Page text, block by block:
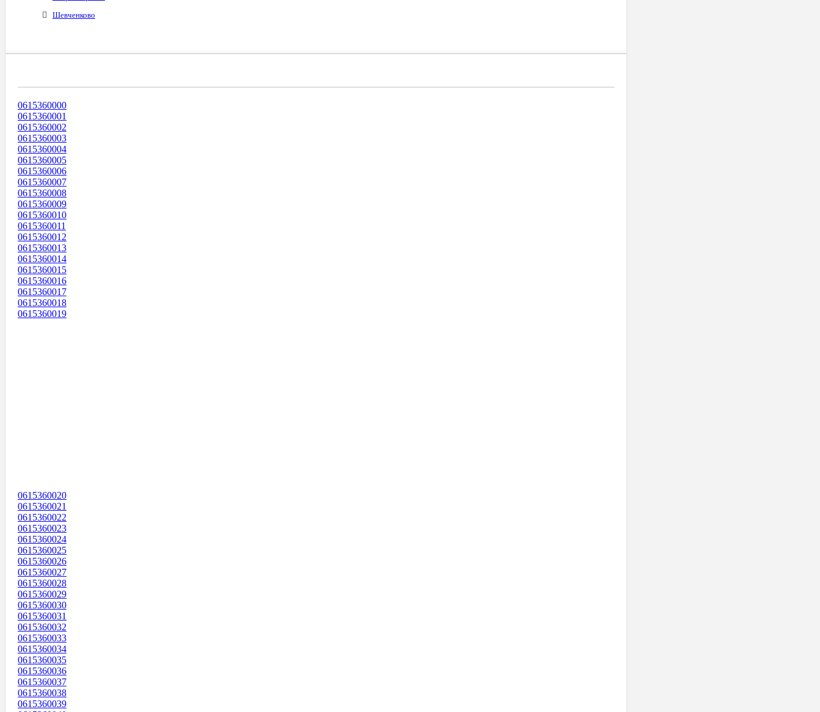
Шевченково
0615360000
0615360001
0615360002
0615360003
0615360004
0615360005
0615360006
0615360007
0615360008
0615360009
0615360010
0615360011
0615360012
0615360013
0615360014
0615360015
0615360016
0615360017
0615360018
0615360019
0615360020
0615360021
0615360022
0615360023
0615360024
0615360025
0615360026
0615360027
0615360028
0615360029
0615360030
0615360031
0615360032
0615360033
0615360034
0615360035
0615360036
0615360037
0615360038
0615360039